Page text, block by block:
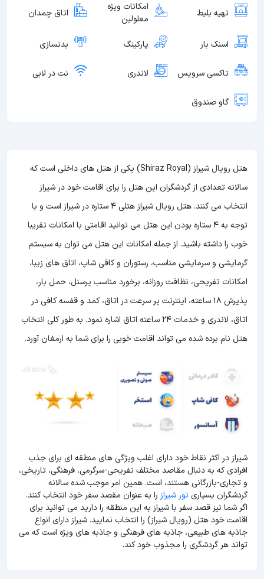
تهیه بلیط
امکانات ویژه
معلولین
اتاق چمدان
اسنک بار پارکینگ بدنسازی
تاکسی سرویس لاندری نت در لابی
گاو صندوق
هتل رویال شیراز (Shiraz Royal) یکی از هتل های داخلی است که
سالانه تعدادی از گردشگران این هتل را برای اقامت خود در شیراز
انتخاب می کنند. هتل رویال شیراز هتلی 4 ستاره در شیراز است و با
توجه به 4 ستاره بودن این هتل
می توانید اقامتی با امکانات تقریبا
خوب را داشته باشید. از جمله امکانات این هتل می توان به سیستم
گرمایشی و سرمایشی مناسب، رستوران و کافی شاپ، اتاق های زیبا،
امکانات تفریحی، نظافت روزانه، برخورد مناسب پرسنل، حمل بار،
پذیرش 18 ساعته، اینترنت پر سرعت در اتاق، کمد و قفسه کافی در
اتاق، لاندری و خدمات 24 ساعته اتاق اشاره نمود. به طور کلی انتخاب
هتل نام برده شده می تواند اقامت خوبی را برای شما به ارمغان آورد.
شیراز در اکثر نقاط خود دارای اغلب ویژگی های منطقه ای برای جذب
افرادی که به دنبال مقاصد مختلف تفریحی-سرگرمی، فرهنگی، تاریخی،
و تجاری-بازرگانی هستند، است. همین امر موجب شده سالانه
گردشگران بسیاریتور شیراز را به عنوان مقصد سفر خود انتخاب کنند.
اگر شما نیز قصد سفر با شیراز به این منطقه را دارید می توانید برای
اقامت خود هتل (رویال شیراز) را انتخاب نمایید. شیراز دارای انواع
جاذبه های طبیعی، جاذبه های فرهنگی و جاذبه های ویژه است که می
تواند هر گردشگری را مجذوب خود کند.